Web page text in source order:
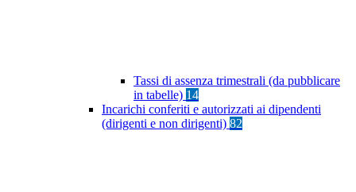
Tassi di assenza trimestrali (da pubblicare
in tabelle) 14
Incarichi conferiti e autorizzati ai dipendenti
(dirigenti e non dirigenti) 82